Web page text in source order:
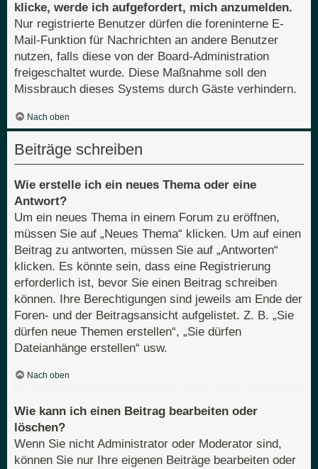
klicke, werde ich aufgefordert, mich anzumelden.
Nur registrierte Benutzer dürfen die foreninterne E-
Mail-Funktion für Nachrichten an andere Benutzer
nutzen, falls diese von der Board-Administration
freigeschaltet wurde. Diese Maßnahme soll den
Missbrauch dieses Systems durch Gäste verhindern.
Nach oben
Beiträge schreiben
Wie erstelle ich ein neues Thema oder eine
Antwort?
Um ein neues Thema in einem Forum zu eröffnen,
müssen Sie auf „Neues Thema“ klicken. Um auf einen
Beitrag zu antworten, müssen Sie auf „Antworten“
klicken. Es könnte sein, dass eine Registrierung
erforderlich ist, bevor Sie einen Beitrag schreiben
können. Ihre Berechtigungen sind jeweils am Ende der
Foren- und der Beitragsansicht aufgelistet. Z. B. „Sie
dürfen neue Themen erstellen“, „Sie dürfen
Dateianhänge erstellen“ usw.
Nach oben
Wie kann ich einen Beitrag bearbeiten oder
löschen?
Wenn Sie nicht Administrator oder Moderator sind,
können Sie nur Ihre eigenen Beiträge bearbeiten oder